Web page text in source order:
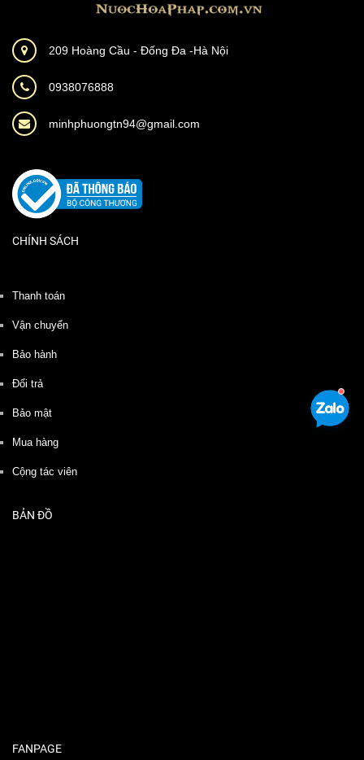
209 Hoàng Cầu - Đống Đa -Hà Nội
0938076888
minhphuongtn94@gmail.com
CHÍNH SÁCH
Thanh toán
Vận chuyển
Bảo hành
Đổi trả
Bảo mật
Mua hàng
Cộng tác viên
BẢN ĐỒ
FANPAGE